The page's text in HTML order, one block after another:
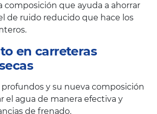
composición que ayuda a ahorrar
de ruido reducido que hace los
en carreteras
profundos y su nueva composición
el agua de manera efectiva y
de frenado.